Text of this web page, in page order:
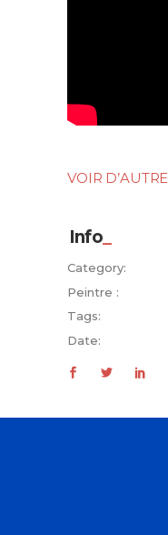
VOIR
Info
Category:
Peintre :
Tags:
Date: